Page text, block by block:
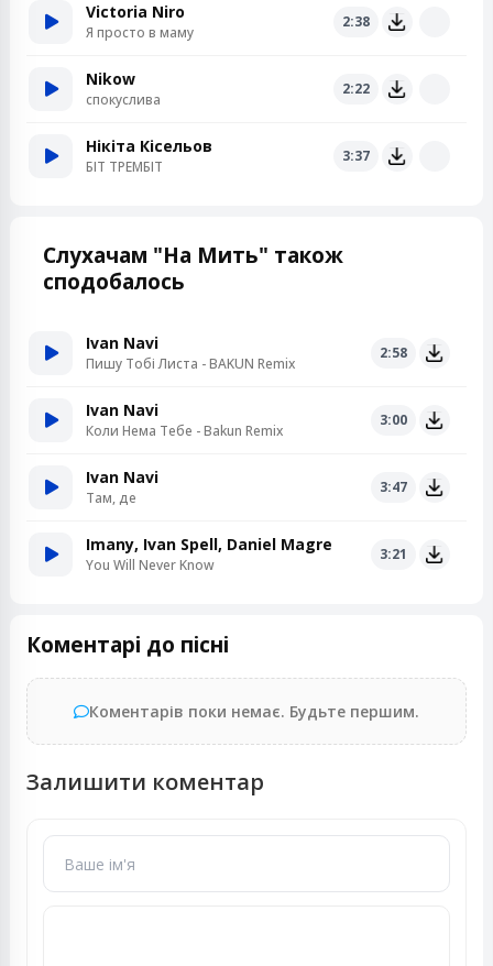
Victoria Niro
Я просто в маму
2:38
Nikow
спокуслива
2:22
Нікіта Кісельов
БІТ ТРЕМБІТ
3:37
Слухачам "На Мить" також
сподобалось
Ivan Navi
Пишу Тобі Листа - BAKUN Remix
2:58
Ivan Navi
Коли Нема Тебе - Bakun Remix
3:00
Ivan Navi
Там, де
3:47
Imany, Ivan Spell, Daniel Magre
You Will Never Know
3:21
Коментарі до пісні
Коментарів поки немає. Будьте першим.
Залишити коментар